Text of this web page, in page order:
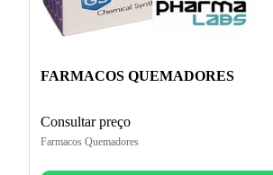
FARMACOS QUEMADORES
Consultar preço
Farmacos Quemadores